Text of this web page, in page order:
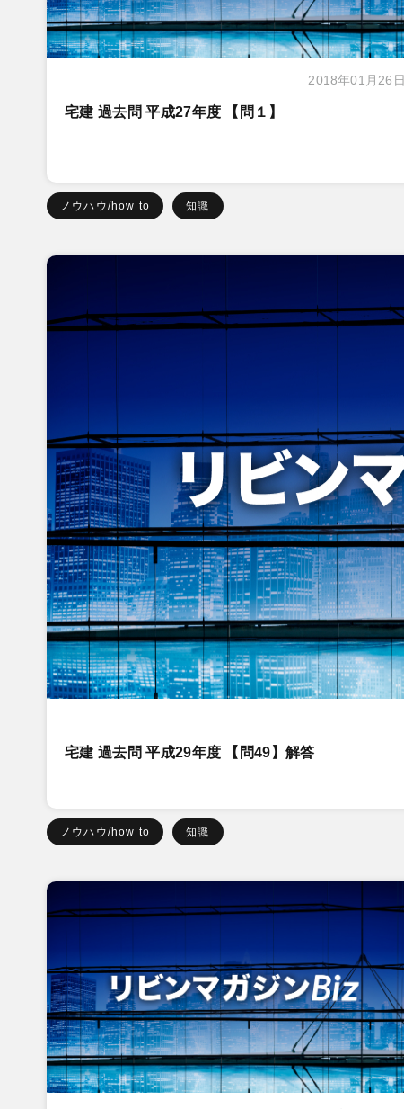
2018年01月26日
宅建 過去問 平成27年度 【問１】
ノウハウ/how to 知識
宅建 過去問 平成29年度 【問49】解答
ノウハウ/how to 知識